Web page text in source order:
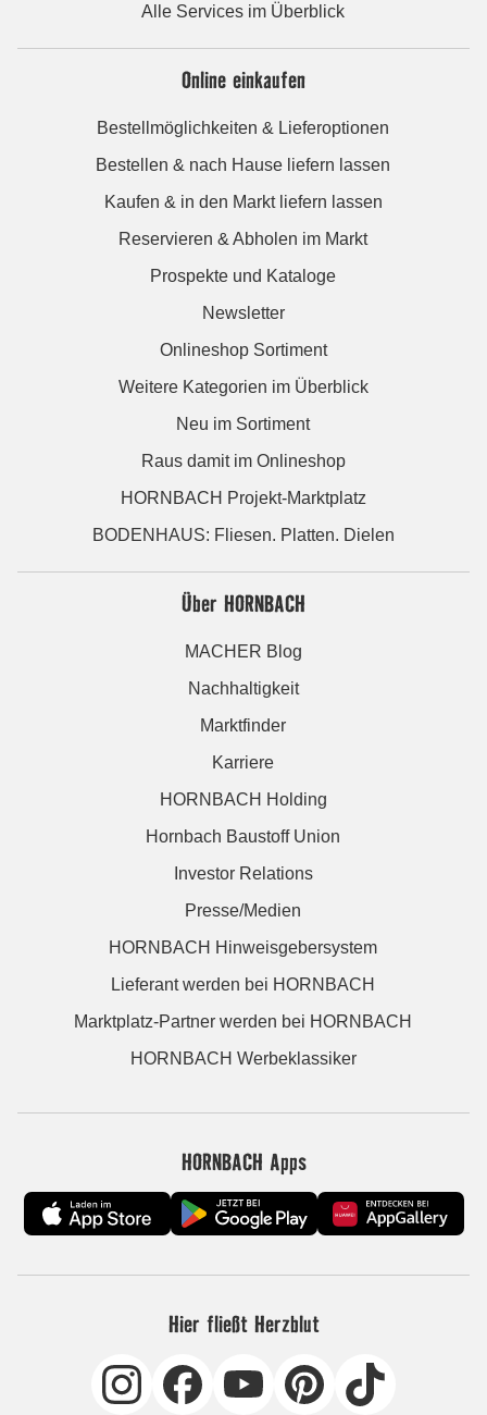
Alle Services im Überblick
Online einkaufen
Bestellmöglichkeiten & Lieferoptionen
Bestellen & nach Hause liefern lassen
Kaufen & in den Markt liefern lassen
Reservieren & Abholen im Markt
Prospekte und Kataloge
Newsletter
Onlineshop Sortiment
Weitere Kategorien im Überblick
Neu im Sortiment
Raus damit im Onlineshop
HORNBACH Projekt-Marktplatz
BODENHAUS: Fliesen. Platten. Dielen
Über HORNBACH
MACHER Blog
Nachhaltigkeit
Marktfinder
Karriere
HORNBACH Holding
Hornbach Baustoff Union
Investor Relations
Presse/Medien
HORNBACH Hinweisgebersystem
Lieferant werden bei HORNBACH
Marktplatz-Partner werden bei HORNBACH
HORNBACH Werbeklassiker
HORNBACH Apps
Hier fließt Herzblut